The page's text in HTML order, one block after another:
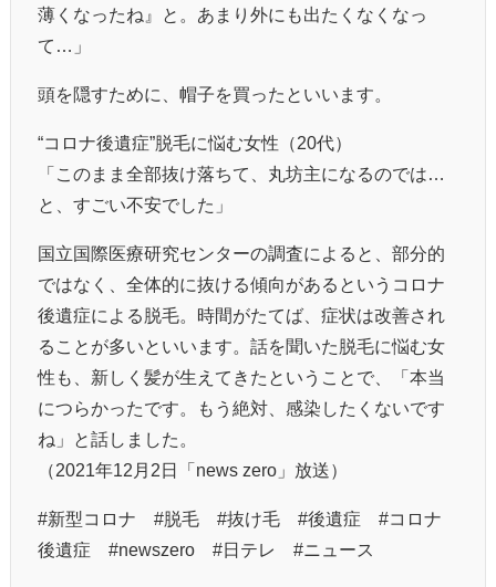
薄くなったね』と。あまり外にも出たくなくなっ
て…」
頭を隠すために、帽子を買ったといいます。
“コロナ後遺症”脱毛に悩む女性（20代）
「このまま全部抜け落ちて、丸坊主になるのでは…
と、すごい不安でした」
国立国際医療研究センターの調査によると、部分的
ではなく、全体的に抜ける傾向があるというコロナ
後遺症による脱毛。時間がたてば、症状は改善され
ることが多いといいます。話を聞いた脱毛に悩む女
性も、新しく髪が生えてきたということで、「本当
につらかったです。もう絶対、感染したくないです
ね」と話しました。
（2021年12月2日「news zero」放送）
#新型コロナ #脱毛 #抜け毛 #後遺症 #コロナ
後遺症 #newszero #日テレ​​ #ニュース​​